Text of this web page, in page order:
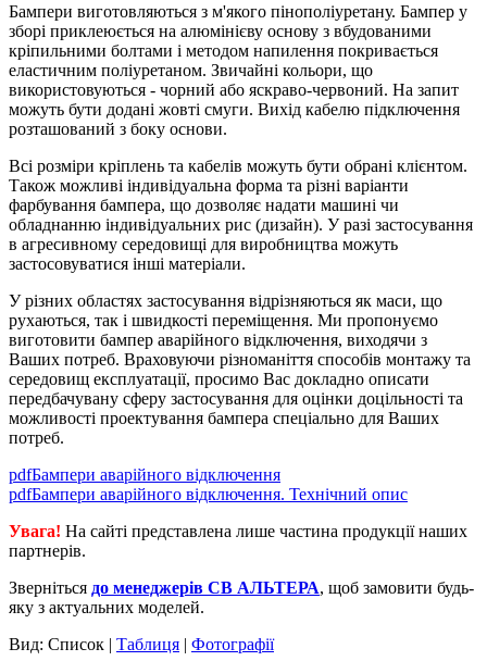
Бампери виготовляються з м'якого пінополіуретану. Бампер у
зборі приклеюється на алюмінієву основу з вбудованими
кріпильними болтами і методом напилення покривається
еластичним поліуретаном. Звичайні кольори, що
використовуються - чорний або яскраво-червоний. На запит
можуть бути додані жовті смуги. Вихід кабелю підключення
розташований з боку основи.
Всі розміри кріплень та кабелів можуть бути обрані клієнтом.
Також можливі індивідуальна форма та різні варіанти
фарбування бампера, що дозволяє надати машині чи
обладнанню індивідуальних рис (дизайн). У разі застосування
в агресивному середовищі для виробництва можуть
застосовуватися інші матеріали.
У різних областях застосування відрізняються як маси, що
рухаються, так і швидкості переміщення. Ми пропонуємо
виготовити бампер аварійного відключення, виходячи з
Ваших потреб. Враховуючи різноманіття способів монтажу та
середовищ експлуатації, просимо Вас докладно описати
передбачувану сферу застосування для оцінки доцільності та
можливості проектування бампера спеціально для Ваших
потреб.
pdfБампери аварійного відключення
pdfБампери аварійного відключення. Технічний опис
Увага! На сайті представлена лише частина продукції наших
партнерів.
Зверніться до менеджерів СВ АЛЬТЕРА, щоб замовити будь-
яку з актуальних моделей.
Вид: Список | Таблиця | Фотографії